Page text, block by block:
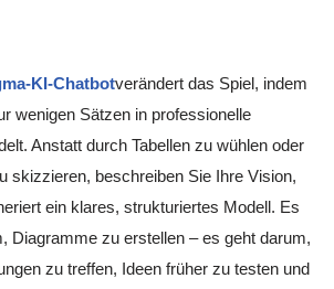
KI-Chatbotverändert das Spiel, indem
wenigen Sätzen in professionelle
Anstatt durch Tabellen zu wühlen oder
skizzieren, beschreiben Sie Ihre Vision,
ein klares, strukturiertes Modell. Es
Diagramme zu erstellen – es geht darum,
zu treffen, Ideen früher zu testen und